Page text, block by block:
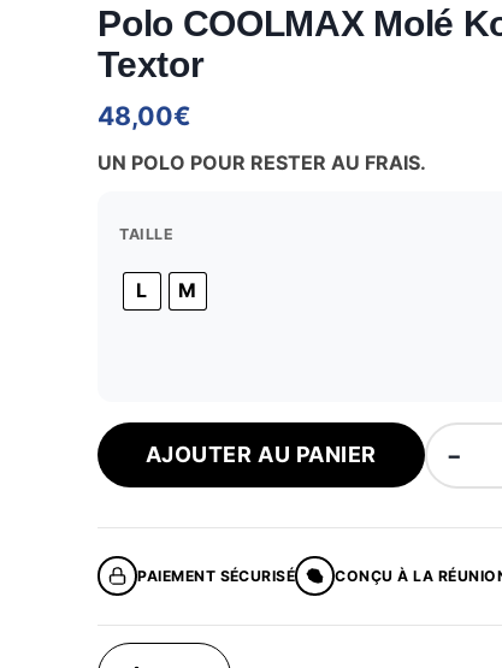
Polo COOLMAX Molé
Textor
48,00€
UN POLO POUR RESTER AU FRAIS.
TAILLE
L M
−
AJOUTER AU PANIER
PAIEMENT SÉCURISÉ CONÇU À LA